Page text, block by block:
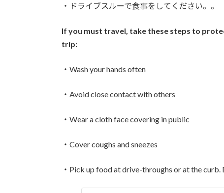
・ドライブスルーで食事をしてください。。
If you must travel, take these steps to
trip:
・Wash your hands often
・Avoid close contact with others
・Wear a cloth face covering in public
・Cover coughs and sneezes
・Pick up food at drive-throughs or at the curb.